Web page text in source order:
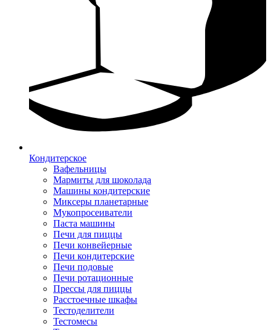
Кондитерское
Вафельницы
Мармиты для шоколада
Машины кондитерские
Миксеры планетарные
Мукопросеиватели
Паста машины
Печи для пиццы
Печи конвейерные
Печи кондитерские
Печи подовые
Печи ротационные
Прессы для пиццы
Расстоечные шкафы
Тестоделители
Тестомесы